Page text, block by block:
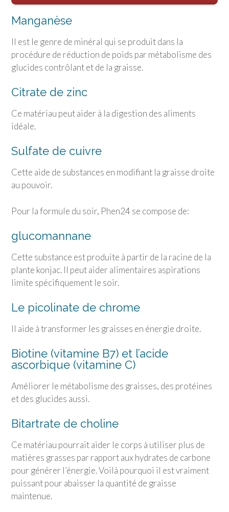
Manganèse
Il est le genre de minéral qui se produit dans la
procédure de réduction de poids par métabolisme des
glucides contrôlant et de la graisse.
Citrate de zinc
Ce matériau peut aider à la digestion des aliments
idéale.
Sulfate de cuivre
Cette aide de substances en modifiant la graisse droite
au pouvoir.
Pour la formule du soir, Phen24 se compose de:
glucomannane
Cette substance est produite à partir de la racine de la
plante konjac. Il peut aider alimentaires aspirations
limite spécifiquement le soir.
Le picolinate de chrome
Il aide à transformer les graisses en énergie droite.
Biotine (vitamine B7) et l’acide
ascorbique (vitamine C)
Améliorer le métabolisme des graisses, des protéines
et des glucides aussi.
Bitartrate de choline
Ce matériau pourrait aider le corps à utiliser plus de
matières grasses par rapport aux hydrates de carbone
pour générer l’énergie. Voilà pourquoi il est vraiment
puissant pour abaisser la quantité de graisse
maintenue.